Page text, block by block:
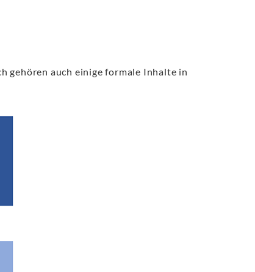
gehören auch einige formale Inhalte in